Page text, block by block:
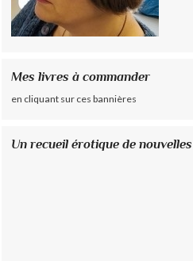
Mes livres à commander
en cliquant sur ces bannières
Un recueil érotique de nouvelles